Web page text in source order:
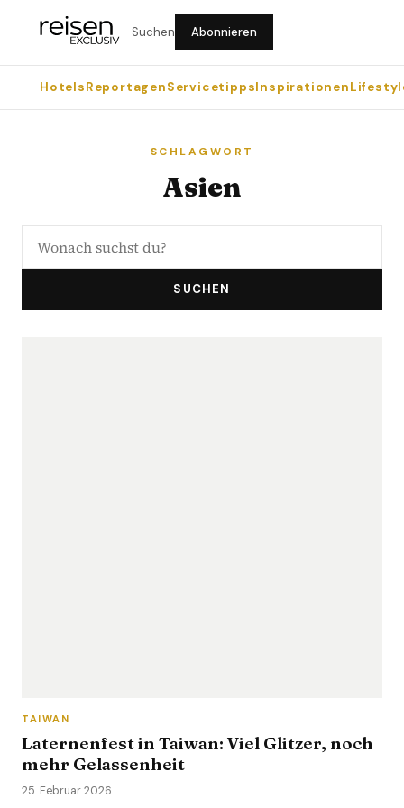
Suchen Abonnieren
HotelsReportagenServicetippsInspirationen
SCHLAGWORT
Asien
SUCHEN
TAIWAN
Laternenfest in Taiwan: Viel Glitzer, noch
mehr Gelassenheit
25. Februar 2026